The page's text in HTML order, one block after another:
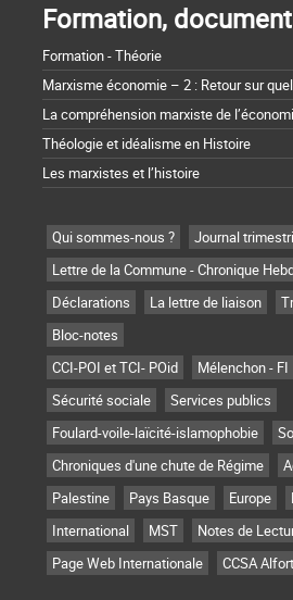
Formation,
Formation - Théorie
Marxisme économie – 2 : Retour sur
La compréhension marxiste de
Théologie et idéalisme en Histoire
Les marxistes et l’histoire
Qui sommes-nous ? Journal
Lettre de la Commune - Chronique
Déclarations
La lettre de liaison
Bloc-notes
CCI-POI et TCI- POid
Mélenchon - FI
Sécurité sociale
Services publics
Foulard-voile-laïcité-islamophobie
Chroniques d'une chute de Régime
Palestine
Pays Basque Europe
International
MST Notes de
Page Web Internationale
CCSA